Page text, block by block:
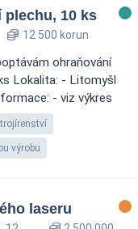
plechu, 10 ks
12 500 korun
ohraňování
Lokalita: - Litomyšl
- viz výkres
výrobu
laseru